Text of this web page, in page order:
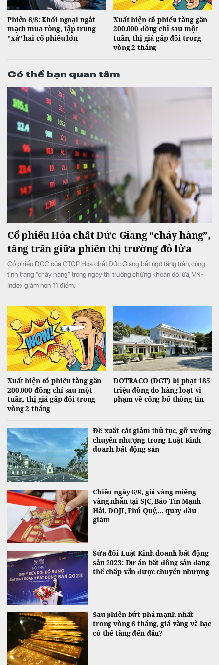
Phiên 6/8: Khối ngoại ngắt
mạch mua ròng, tập trung
"xả" hai cổ phiếu lớn
Xuất hiện cổ phiếu tăng gần
200.000 đồng chỉ sau một
tuần, thị giá gấp đôi trong
vòng 2 tháng
Có thể bạn quan tâm
Cổ phiếu Hóa chất Đức Giang “cháy hàng”,
tăng trần giữa phiên thị trường đỏ lửa
Cổ phiếu DGC của CTCP Hóa chất Đức Giang bất ngờ tăng trần, cùng
tình trạng “cháy hàng” trong ngày thị trường chứng khoán đỏ lửa, VN-
Index giảm hơn 11 điểm.
Xuất hiện cổ phiếu tăng gần
200.000 đồng chỉ sau một
tuần, thị giá gấp đôi trong
vòng 2 tháng
DOTRACO (DGT) bị phạt 185
triệu đồng do hàng loạt vi
phạm về công bố thông tin
Đề xuất cắt giảm thủ tục, gỡ vướng
chuyển nhượng trong Luật Kinh
doanh bất động sản
Chiều ngày 6/8, giá vàng miếng,
vàng nhẫn tại SJC, Bảo Tín Mạnh
Hải, DOJI, Phú Quý,... quay đầu
giảm
Sửa đổi Luật Kinh doanh bất động
sản 2023: Dự án bất động sản đang
thế chấp vẫn được chuyển nhượng
Sau phiên bứt phá mạnh nhất
trong vòng 6 tháng, giá vàng và bạc
có thể tăng đến đâu?